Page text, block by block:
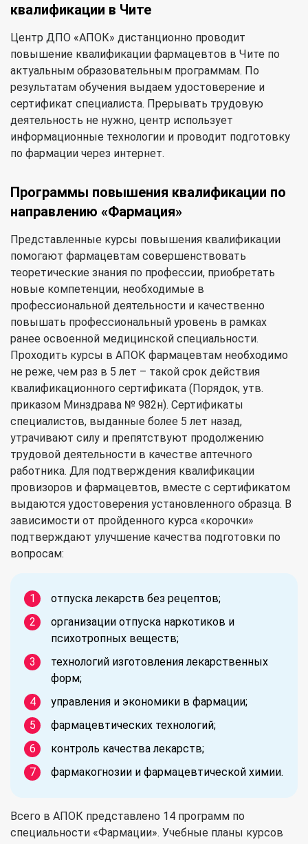
квалификации в Чите
Центр ДПО «АПОК» дистанционно проводит
повышение квалификации фармацевтов в Чите по
актуальным образовательным программам. По
результатам обучения выдаем удостоверение и
сертификат специалиста. Прерывать трудовую
деятельность не нужно, центр использует
информационные технологии и проводит подготовку
по фармации через интернет.
Программы повышения квалификации по
направлению «Фармация»
Представленные курсы повышения квалификации
помогают фармацевтам совершенствовать
теоретические знания по профессии, приобретать
новые компетенции, необходимые в
профессиональной деятельности и качественно
повышать профессиональный уровень в рамках
ранее освоенной медицинской специальности.
Проходить курсы в АПОК фармацевтам необходимо
не реже, чем раз в 5 лет – такой срок действия
квалификационного сертификата (Порядок, утв.
приказом Минздрава № 982н). Сертификаты
специалистов, выданные более 5 лет назад,
утрачивают силу и препятствуют продолжению
трудовой деятельности в качестве аптечного
работника. Для подтверждения квалификации
провизоров и фармацевтов, вместе с сертификатом
выдаются удостоверения установленного образца. В
зависимости от пройденного курса «корочки»
подтверждают улучшение качества подготовки по
вопросам:
отпуска лекарств без рецептов;
организации отпуска наркотиков и
психотропных веществ;
технологий изготовления лекарственных
форм;
управления и экономики в фармации;
фармацевтических технологий;
контроль качества лекарств;
фармакогнозии и фармацевтической химии.
Всего в АПОК представлено 14 программ по
специальности «Фармации». Учебные планы курсов